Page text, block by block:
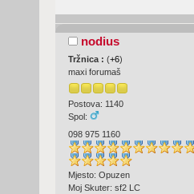
nodius
Tržnica : (+6)
maxi forumaš
Postova: 1140
Spol:
098 975 1160
Mjesto: Opuzen
Moj Skuter: sf2 LC